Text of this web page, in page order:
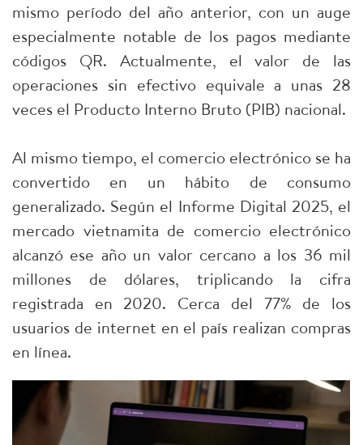
mismo período del año anterior, con un auge
especialmente notable de los pagos mediante
códigos QR. Actualmente, el valor de las
operaciones sin efectivo equivale a unas 28
veces el Producto Interno Bruto (PIB) nacional.
Al mismo tiempo, el comercio electrónico se ha
convertido en un hábito de consumo
generalizado. Según el Informe Digital 2025, el
mercado vietnamita de comercio electrónico
alcanzó ese año un valor cercano a los 36 mil
millones de dólares, triplicando la cifra
registrada en 2020. Cerca del 77% de los
usuarios de internet en el país realizan compras
en línea.